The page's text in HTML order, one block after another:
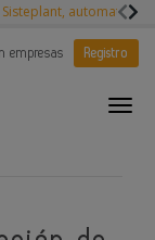
Sisteplant,
empresas Registro